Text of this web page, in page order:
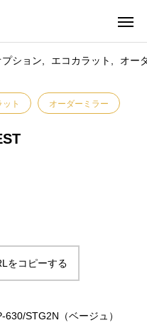
ション エコカラット オー
ト オーダーミラー
をコピーする
STG2N（ベージュ）